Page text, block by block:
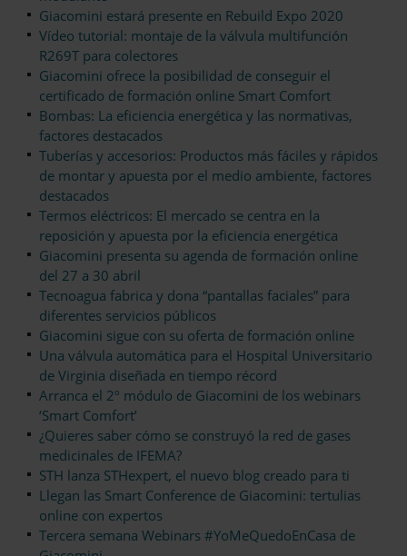
Giacomini estará presente en Rebuild Expo 2020
Vídeo tutorial: montaje de la válvula multifunción
R269T para colectores
Giacomini ofrece la posibilidad de conseguir el
certificado de formación online Smart Comfort
Bombas: La eficiencia energética y las normativas,
factores destacados
Tuberías y accesorios: Productos más fáciles y rápidos
de montar y apuesta por el medio ambiente, factores
destacados
Termos eléctricos: El mercado se centra en la
reposición y apuesta por la eficiencia energética
Giacomini presenta su agenda de formación online
del 27 a 30 abril
Tecnoagua fabrica y dona “pantallas faciales” para
diferentes servicios públicos
Giacomini sigue con su oferta de formación online
Una válvula automática para el Hospital Universitario
de Virginia diseñada en tiempo récord
Arranca el 2º módulo de Giacomini de los webinars
‘Smart Comfort’
¿Quieres saber cómo se construyó la red de gases
medicinales de IFEMA?
STH lanza STHexpert, el nuevo blog creado para ti
Llegan las Smart Conference de Giacomini: tertulias
online con expertos
Tercera semana Webinars #YoMeQuedoEnCasa de